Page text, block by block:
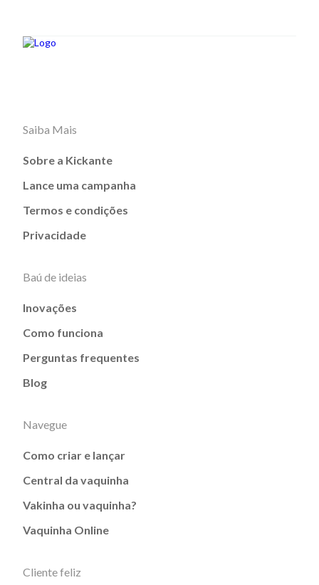
Saiba Mais
Sobre a Kickante
Lance uma campanha
Termos e condições
Privacidade
Baú de ideias
Inovações
Como funciona
Perguntas frequentes
Blog
Navegue
Como criar e lançar
Central da vaquinha
Vakinha ou vaquinha?
Vaquinha Online
Cliente feliz